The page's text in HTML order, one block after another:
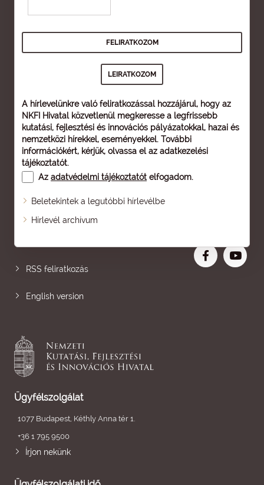
A hírlevelünkre való feliratkozással hozzájárul, hogy az
NKFI Hivatal közvetlenül megkeresse a legfrissebb
kutatási, fejlesztési és innovációs pályázatokkal, hazai és
nemzetközi hírekkel, eseményekkel. További
információkért, kérjük, olvassa el az adatkezelési
tájékoztatót.
Az adatvédelmi tájékoztatót elfogadom.
Beletekintek a legutóbbi hírlevélbe
Hírlevél archívum
Oldaltérkép
RSS feliratkozás
English version
Ügyfélszolgálat
1077 Budapest, Kéthly Anna tér 1.
+36 1 795 9500
Írjon nekünk